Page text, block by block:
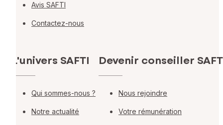
Avis SAFTI
Contactez-nous
L'univers SAFTI
Qui sommes-nous ?
Notre actualité
Devenir conseiller
Nous rejoindre
Votre rémunération